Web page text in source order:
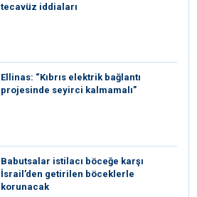
tecavüz iddiaları
Ellinas: “Kıbrıs elektrik bağlantı
projesinde seyirci kalmamalı”
Babutsalar istilacı böceğe karşı
İsrail’den getirilen böceklerle
korunacak